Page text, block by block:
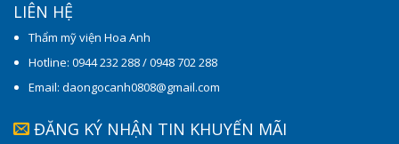
LIÊN HỆ
Thẩm mỹ viện Hoa Anh
Hotline: 0944 232 288 / 0948 702 288
Email: daongocanh0808@gmail.com
ĐĂNG KÝ NHẬN TIN KHUYẾN MÃI